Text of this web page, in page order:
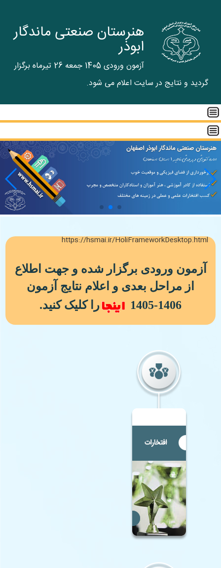
هنرستان صنعتی ماندگار
ابوذر
آزمون ورودی 1405 جمعه 26 تیرماه برگزار
گردید و نتایج در سایت اعلام می شود.
https://hsmai.ir/HoliFrameworkDesktop.html
آزمون ورودی برگزار شده و جهت اطلاع
از مراحل بعدی و اعلام نتایج آزمون
1406-1405
را کلیک کنید.